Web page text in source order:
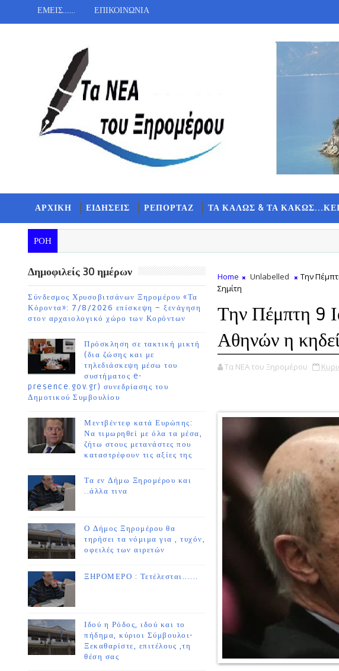
ΕΜΕΙΣ....... ΕΠΙΚΟΙΝΩΝΙΑ
ΑΡΧΙΚΗ ΕΙΔΗΣΕΙΣ ΡΕΠΟΡΤΑΖ ΤΑ ΚΑΛΩΣ & ΤΑ
ΡΟΗ
Δημοφιλείς 30 ημέρων
Σύνδεσμος Χρυσοβιτσάνων Ξηρομέρου «Τα
Κόροντα»: 7/8/2026 επίσκεψη – ξενάγηση
στον αρχαιολογικό χώρο των Κορόντων
Πρόσκληση σε τακτική μικτή
(δια ζώσης και με
τηλεδιάσκεψη μέσω του
συστήματος e-
presence.gov.gr) συνεδρίασης του
Δημοτικού Συμβουλίου
Μεντβέντεφ κατά Ευρώπης:
Να τιμωρηθεί με όλα τα μέσα,
ζήτω στους μετανάστες που
καταστρέφουν τις αξίες της
Τα εν Δήμω Ξηρομέρου και
..άλλα τινα
Ο Δήμος Ξηρομέρου θα
τηρήσει τα νόμιμα για , τυχόν,
οφειλές των αιρετών
ΞΗΡΟΜΕΡΟ : Τετέλεσται......
Ιδού η Ρόδος, ιδού και το
πήδημα, κύριοι Σύμβουλοι-
Ξεκαθαρίστε, επιτέλους ,τη
θέση σας
Home Unlabelled
Την
Σημίτη
Την Πέμπτη 9
Αθηνών η
Τα ΝΕΑ του Ξηρομέρου